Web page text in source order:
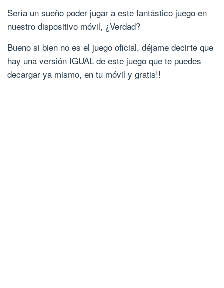
Sería un sueño poder jugar a este fantástico juego en
nuestro dispositivo móvil, ¿Verdad?
Bueno si bien no es el juego oficial, déjame decirte que
hay una versión IGUAL de este juego que te puedes
decargar ya mismo, en tu móvil y gratis!!